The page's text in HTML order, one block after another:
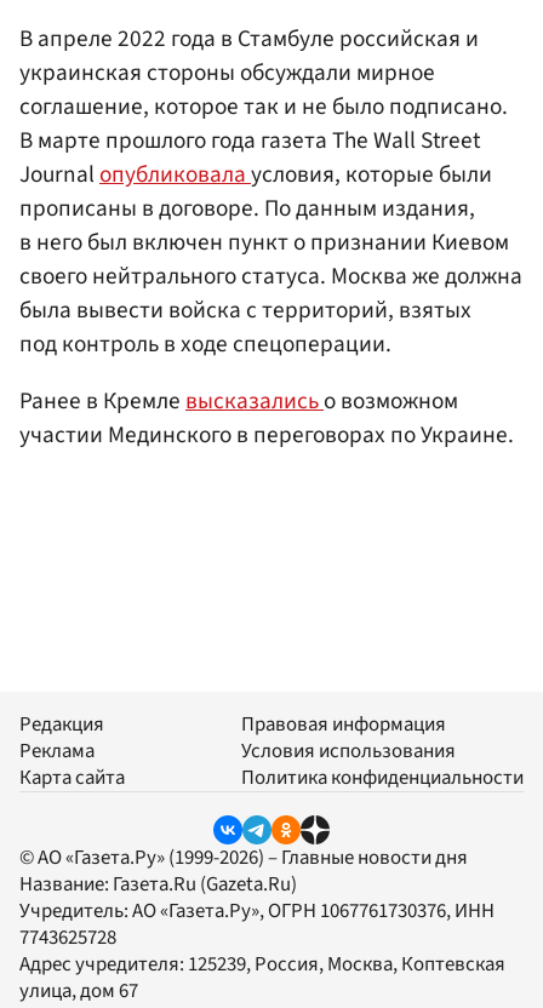
В апреле 2022 года в Стамбуле российская и
украинская стороны обсуждали мирное
соглашение, которое так и не было подписано.
В марте прошлого года газета The Wall Street
Journalопубликовалаусловия, которые были
прописаны в договоре. По данным издания,
в него был включен пункт о признании Киевом
своего нейтрального статуса. Москва же должна
была вывести войска с территорий, взятых
под контроль в ходе спецоперации.
Ранее в Кремлевысказалисьо возможном
участии Мединского в переговорах по Украине.
Редакция
Реклама
Карта сайта
Правовая информация
Условия использования
Политика конфиденциальности
© АО «Газета.Ру» (1999-2026) – Главные новости дня
Название: Газета.Ru (Gazeta.Ru)
Учредитель:АО «Газета.Ру», ОГРН 1067761730376, ИНН
7743625728
Адрес учредителя: 125239, Россия, Москва, Коптевская
улица, дом 67